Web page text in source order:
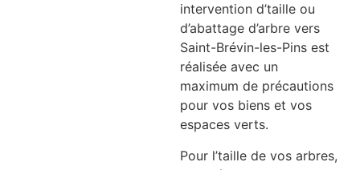
intervention d’taille ou
d’abattage d’arbre vers
Saint-Brévin-les-Pins est
réalisée avec un
maximum de précautions
pour vos biens et vos
espaces verts.
Pour l’taille de vos arbres,